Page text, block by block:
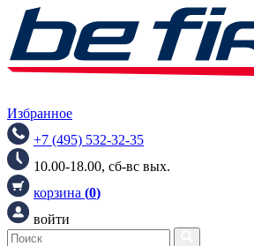
Избранное
+7 (495) 532-32-35
10.00-18.00, сб-вс вых.
корзина (0)
войти